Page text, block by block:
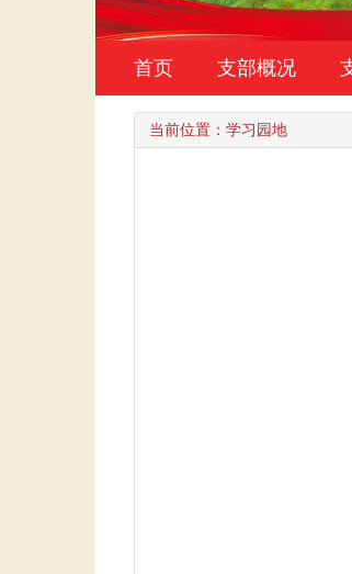
首页 支部概况
当前位置： 学习园地